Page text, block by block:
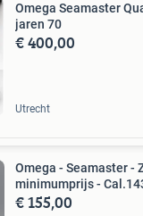
Omega Seamaster
jaren 70
€ 400,00
Utrecht
Omega - Seamaster -
minimumprijs -
€ 155,00